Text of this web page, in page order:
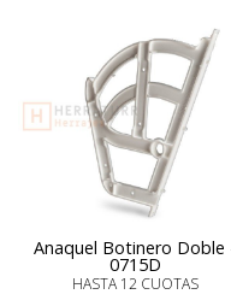
Anaquel Botinero Doble
0715D
HASTA 12 CUOTAS